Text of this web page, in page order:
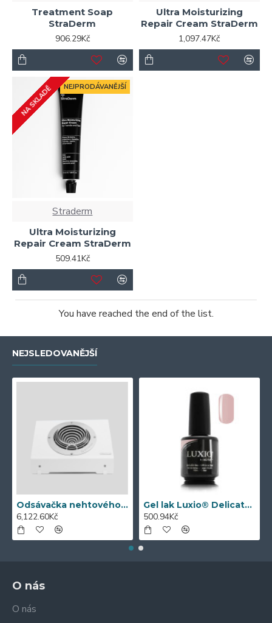
Treatment Soap
StraDerm
906.29Kč
Ultra Moisturizing
Repair Cream StraDerm
1,097.47Kč
NEJPRODÁVANĚJŠÍ
NA SKLADĚ
Straderm
Ultra Moisturizing
Repair Cream StraDerm
509.41Kč
You have reached the end of the list.
NEJSLEDOVANĚJŠÍ
Odsávačka nehtového prachu bílá
6,122.60Kč
Gel lak Luxio® Delicate (c)
500.94Kč
O nás
O nás